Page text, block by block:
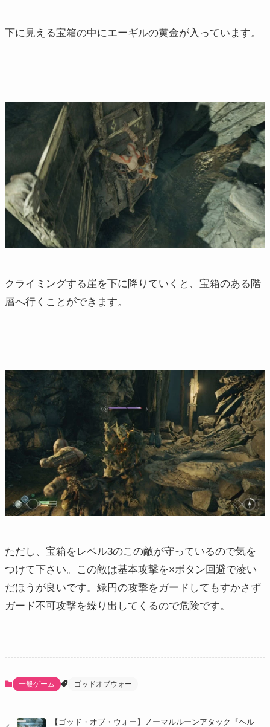
下に見える宝箱の中にエーギルの黄金が入っています。
クライミングする崖を下に降りていくと、宝箱のある階
層へ行くことができます。
ただし、宝箱をレベル3のこの敵が守っているので気を
つけて下さい。この敵は基本攻撃を×ボタン回避で凌い
だほうが良いです。緑円の攻撃をガードしてもすかさず
ガード不可攻撃を繰り出してくるので危険です。
一般ゲーム ゴッドオブウォー
【ゴッド・オブ・ウォー】ノーマルルーンアタック『ヘル